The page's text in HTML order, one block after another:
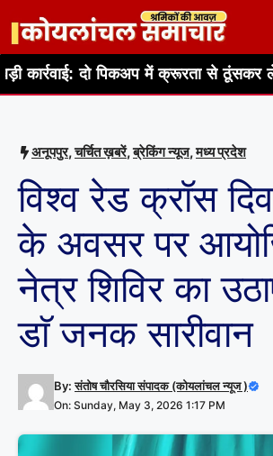
content
दो पिकअप में क्रूरता से ठूंसकर ले जाए जा
अनूपपुर,चर्चित ख़बरें,ब्रेकिंग न्यूज,मध्य प्रदेश
विश्व रेड क्रॉस
के अवसर पर
नेत्र शिविर का
डाॅ जनक सारीवान
By:संतोष चौरसिया संपादक (कोयलांचल न्यूज )
On: Sunday, May 3, 2026 1:17 PM